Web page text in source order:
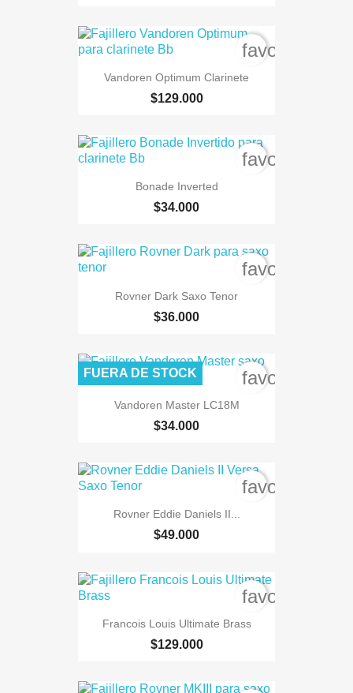
Vandoren Optimum Clarinete
$129.000
Bonade Inverted
$34.000
Rovner Dark Saxo Tenor
$36.000
Vandoren Master LC18M
$34.000
FUERA DE STOCK
Rovner Eddie Daniels II...
$49.000
Francois Louis Ultimate Brass
$129.000